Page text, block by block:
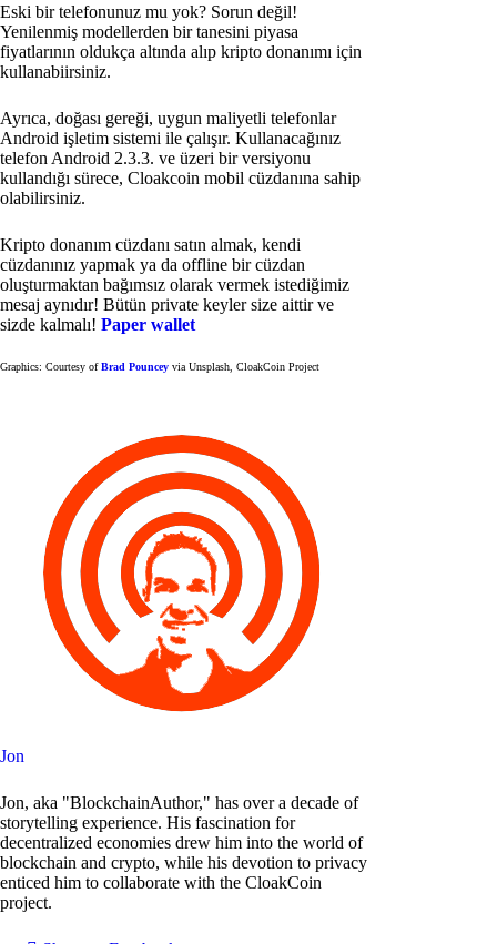
Eski bir telefonunuz mu yok? Sorun değil!
Yenilenmiş modellerden bir tanesini piyasa
fiyatlarının oldukça altında alıp kripto donanımı için
kullanabiirsiniz.
Ayrıca, doğası gereği, uygun maliyetli telefonlar
Android işletim sistemi ile çalışır. Kullanacağınız
telefon Android 2.3.3. ve üzeri bir versiyonu
kullandığı sürece, Cloakcoin mobil cüzdanına sahip
olabilirsiniz.
Kripto donanım cüzdanı satın almak, kendi
cüzdanınız yapmak ya da offline bir cüzdan
oluşturmaktan bağımsız olarak vermek istediğimiz
mesaj aynıdır! Bütün private keyler size aittir ve
sizde kalmalı! Paper wallet
Graphics: Courtesy ofBrad Pouncey via Unsplash, CloakCoin Project
Jon
Jon, aka "BlockchainAuthor," has over a decade of
storytelling experience. His fascination for
decentralized economies drew him into the world of
blockchain and crypto, while his devotion to privacy
enticed him to collaborate with the CloakCoin
project.